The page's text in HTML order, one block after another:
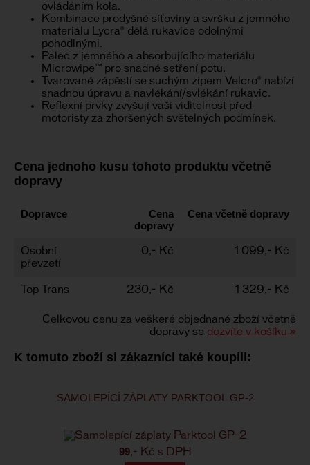
ovládáním kola.
Kombinace prodyšné síťoviny a svršku z jemného
materiálu Lycra® dělá rukavice odolnými
pohodlnými.
Palec z jemného a absorbujícího materiálu
Microwipe™ pro snadné setření potu.
Tvarované zápěstí se suchým zipem Velcro® nabízí
snadnou úpravu a navlékání/svlékání rukavic.
Reflexní prvky zvyšují vaši viditelnost před
motoristy za zhoršených světelných podmínek.
Cena jednoho kusu tohoto produktu včetně
dopravy
Dopravce
Cena
dopravy
Cena včetně dopravy
Osobní
převzetí
0,- Kč 1 099,- Kč
Top Trans 230,- Kč 1 329,- Kč
Celkovou cenu za veškeré objednané zboží včetně
dopravy se dozvíte v košíku »
K tomuto zboží si zákazníci také koupili:
SAMOLEPÍCÍ ZÁPLATY PARKTOOL GP-2
99,- Kč s DPH